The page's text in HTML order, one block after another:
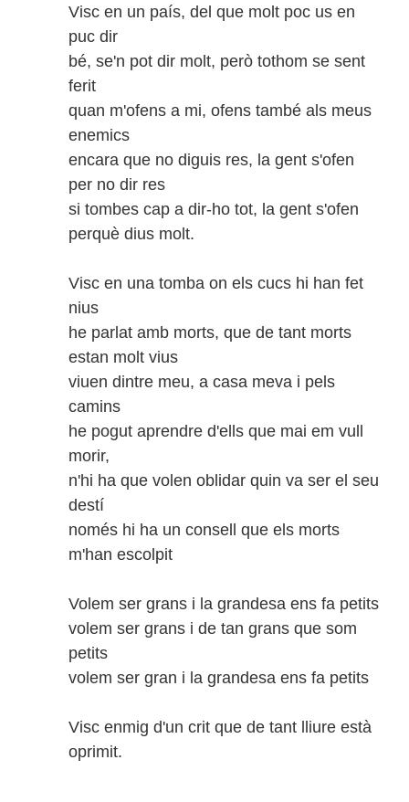
Visc en un país, del que molt poc us en
puc dir
bé, se'n pot dir molt, però tothom se sent
ferit
quan m'ofens a mi, ofens també als meus
enemics
encara que no diguis res, la gent s'ofen
per no dir res
si tombes cap a dir-ho tot, la gent s'ofen
perquè dius molt.
Visc en una tomba on els cucs hi han fet
nius
he parlat amb morts, que de tant morts
estan molt vius
viuen dintre meu, a casa meva i pels
camins
he pogut aprendre d'ells que mai em vull
morir,
n'hi ha que volen oblidar quin va ser el seu
destí
només hi ha un consell que els morts
m'han escolpit
Volem ser grans i la grandesa ens fa petits
volem ser grans i de tan grans que som
petits
volem ser gran i la grandesa ens fa petits
Visc enmig d'un crit que de tant lliure està
oprimit.